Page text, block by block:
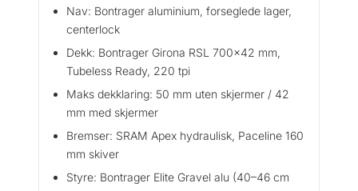
Nav: Bontrager aluminium, forseglede lager,
centerlock
Dekk: Bontrager Girona RSL 700×42 mm,
Tubeless Ready, 220 tpi
Maks dekklaring: 50 mm uten skjermer / 42
mm med skjermer
Bremser: SRAM Apex hydraulisk, Paceline 160
mm skiver
Styre: Bontrager Elite Gravel alu (40–46 cm